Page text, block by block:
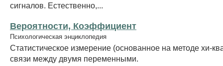
сигналов. Естественно,...
Вероятности, Коэффициент
Психологическая энциклопедия
Статистическое измерение (основанное на методе хи-
связи между двумя переменными.